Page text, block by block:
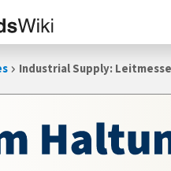
Industrial Supply: